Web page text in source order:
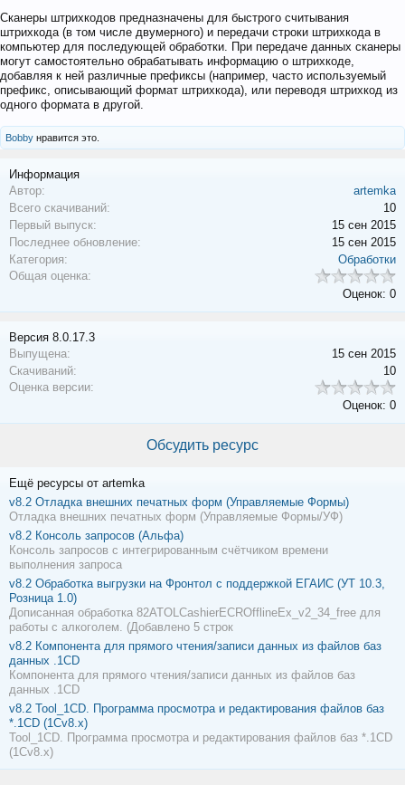
Сканеры штрихкодов предназначены для быстрого считывания
штрихкода (в том числе двумерного) и передачи строки штрихкода в
компьютер для последующей обработки. При передаче данных сканеры
могут самостоятельно обрабатывать информацию о штрихкоде,
добавляя к ней различные префиксы (например, часто используемый
префикс, описывающий формат штрихкода), или переводя штрихкод из
одного формата в другой.
Bobby нравится это.
Информация
Автор:
artemka
Всего скачиваний:
10
Первый выпуск:
15 сен 2015
Последнее обновление:
15 сен 2015
Категория:
Обработки
Общая оценка:
Оценок: 0
Версия 8.0.17.3
Выпущена:
15 сен 2015
Скачиваний:
10
Оценка версии:
Оценок: 0
Обсудить ресурс
Ещё ресурсы от artemka
v8.2 Отладка внешних печатных форм (Управляемые Формы)
Отладка внешних печатных форм (Управляемые Формы/УФ)
v8.2 Консоль запросов (Альфа)
Консоль запросов с интегрированным счётчиком времени
выполнения запроса
v8.2 Обработка выгрузки на Фронтол с поддержкой ЕГАИС (УТ 10.3,
Розница 1.0)
Дописанная обработка 82ATOLCashierECROfflineEx_v2_34_free для
работы с алкоголем. (Добавлено 5 строк
v8.2 Компонента для прямого чтения/записи данных из файлов баз
данных .1CD
Компонента для прямого чтения/записи данных из файлов баз
данных .1CD
v8.2 Tool_1CD. Программа просмотра и редактирования файлов баз
*.1CD (1Сv8.x)
Tool_1CD. Программа просмотра и редактирования файлов баз *.1CD
(1Сv8.x)